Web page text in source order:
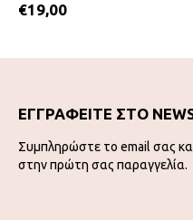
€19,00
ΕΓΓΡΑΦΕΙΤΕ ΣΤΟ
Συμπληρώστε το email σας
στην πρώτη σας παραγγελία.